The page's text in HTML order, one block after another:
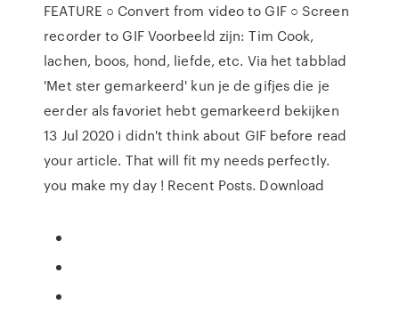
FEATURE ○ Convert from video to GIF ○ Screen
recorder to GIF Voorbeeld zijn: Tim Cook,
lachen, boos, hond, liefde, etc. Via het tabblad
'Met ster gemarkeerd' kun je de gifjes die je
eerder als favoriet hebt gemarkeerd bekijken
13 Jul 2020 i didn't think about GIF before read
your article. That will fit my needs perfectly.
you make my day ! Recent Posts. Download